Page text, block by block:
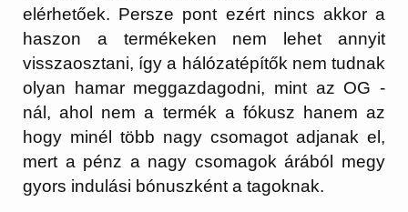
elérhetőek. Persze pont ezért nincs akkor a
haszon a termékeken nem lehet annyit
visszaosztani, így a hálózatépítők nem tudnak
olyan hamar meggazdagodni, mint az OG -
nál, ahol nem a termék a fókusz hanem az
hogy minél több nagy csomagot adjanak el,
mert a pénz a nagy csomagok árából megy
gyors indulási bónuszként a tagoknak.